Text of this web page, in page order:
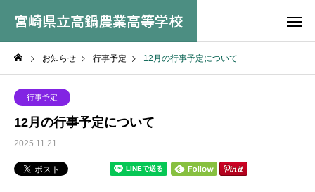
宮崎県立高鍋農業高等学校
お知らせ 行事予定 12月の行事予定について
行事予定
12月の行事予定について
2025.11.21